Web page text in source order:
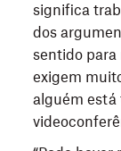
significa
dos
sentido para
exigem
alguém está